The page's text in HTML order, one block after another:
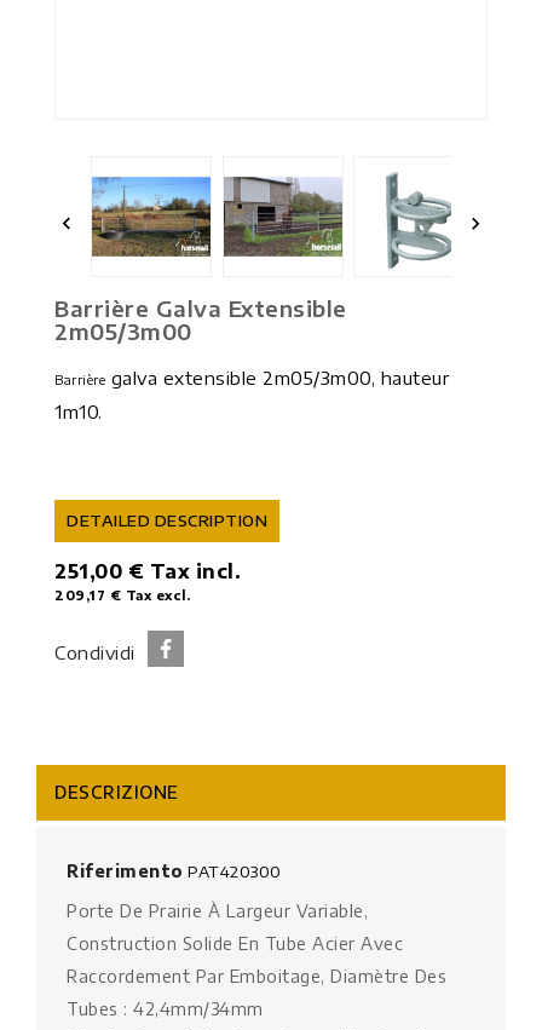
 
Barrière Galva Extensible
2m05/3m00
Barrière galva extensible 2m05/3m00, hauteur
1m10.
DETAILED DESCRIPTION
251,00 € Tax incl.
209,17 € Tax excl.
Condividi
DESCRIZIONE
Riferimento PAT420300
Porte De Prairie À Largeur Variable,
Construction Solide En Tube Acier Avec
Raccordement Par Emboitage, Diamètre Des
Tubes : 42,4mm/34mm